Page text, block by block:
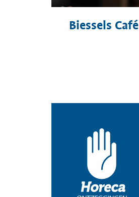
Biessels Café